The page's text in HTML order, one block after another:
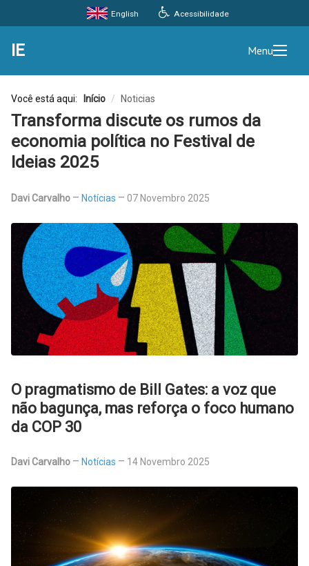
Acessibilidade
English
IE Menu
Você está aqui: Início / Noticias
Transforma discute os rumos da
economia política no Festival de
Ideias 2025
Davi Carvalho Notícias 07 Novembro 2025
O pragmatismo de Bill Gates: a voz que
não bagunça, mas reforça o foco humano
da COP 30
Davi Carvalho Notícias 14 Novembro 2025